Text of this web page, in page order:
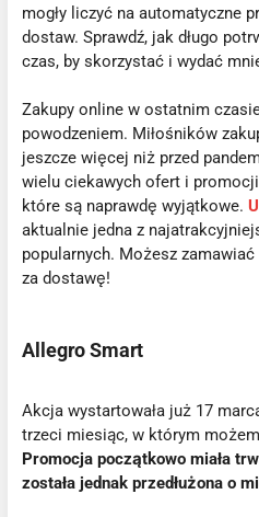
mogły liczyć na automatyczne
dostaw. Sprawdź, jak długo
czas, by skorzystać i wydać
Zakupy online w ostatnim
powodzeniem. Miłośników
jeszcze więcej niż przed
wielu ciekawych ofert i
które są naprawdę wyjątkowe.
aktualnie jedna z
popularnych. Możesz zamawiać
za dostawę!
Allegro Smart
Akcja wystartowała już 17
trzeci miesiąc, w którym
Promocja początkowo miała
została jednak przedłużona o